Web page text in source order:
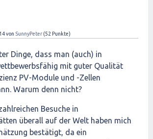
von SunnyPeter (52 Punkte)
Dinge, dass man (auch) in
mit guter Qualität
PV-Module und -Zellen
Warum denn nicht?
Besuche in
überall auf der Welt haben mich
bestätigt, da ein